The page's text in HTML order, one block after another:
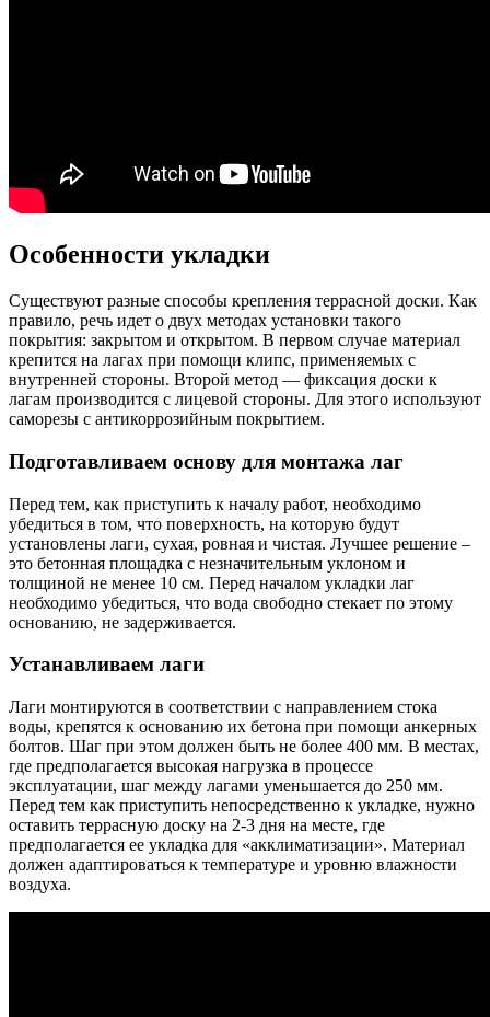
Особенности укладки
Существуют разные способы крепления террасной доски. Как
правило, речь идет о двух методах установки такого
покрытия: закрытом и открытом. В первом случае материал
крепится на лагах при помощи клипс, применяемых с
внутренней стороны. Второй метод — фиксация доски к
лагам производится с лицевой стороны. Для этого используют
саморезы с антикоррозийным покрытием.
Подготавливаем основу для монтажа лаг
Перед тем, как приступить к началу работ, необходимо
убедиться в том, что поверхность, на которую будут
установлены лаги, сухая, ровная и чистая. Лучшее решение –
это бетонная площадка с незначительным уклоном и
толщиной не менее 10 см. Перед началом укладки лаг
необходимо убедиться, что вода свободно стекает по этому
основанию, не задерживается.
Устанавливаем лаги
Лаги монтируются в соответствии с направлением стока
воды, крепятся к основанию их бетона при помощи анкерных
болтов. Шаг при этом должен быть не более 400 мм. В местах,
где предполагается высокая нагрузка в процессе
эксплуатации, шаг между лагами уменьшается до 250 мм.
Перед тем как приступить непосредственно к укладке, нужно
оставить террасную доску на 2-3 дня на месте, где
предполагается ее укладка для «акклиматизации». Материал
должен адаптироваться к температуре и уровню влажности
воздуха.